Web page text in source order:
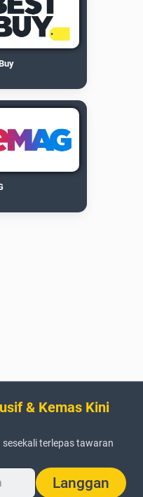
& Kemas Kini
terlepas tawaran
Langgan